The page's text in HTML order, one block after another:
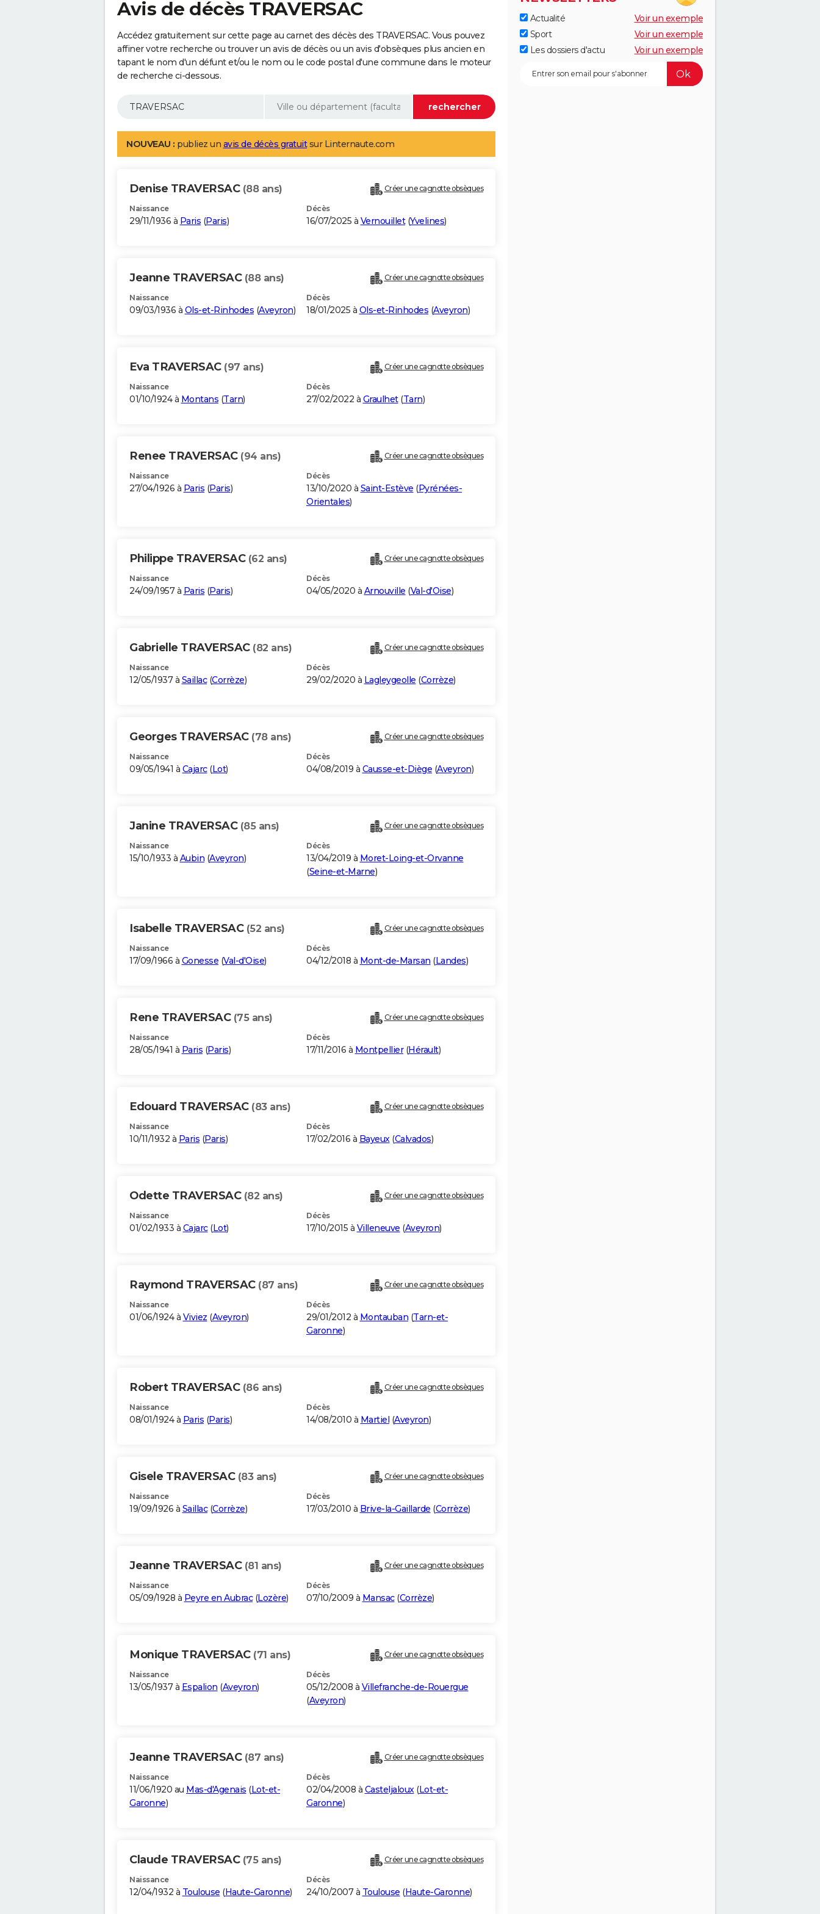
Avis de décès TRAVERSAC
Accédez gratuitement sur cette page au carnet des décès des TRAVERSAC. Vous pouvez
affiner votre recherche ou trouver un avis de décès ou un avis d'obsèques plus ancien en
tapant le nom d'un défunt et/ou le nom ou le code postal d'une commune dans le moteur
de recherche ci-dessous.
NOUVEAU : publiez un avis de décès gratuitsur Linternaute.com
Denise TRAVERSAC (88 ans) Créer une cagnotte obsèques
Naissance
29/11/1936 à Paris (Paris)
Décès
16/07/2025 à Vernouillet(Yvelines)
Jeanne TRAVERSAC (88 ans) Créer une cagnotte obsèques
Naissance
09/03/1936 à Ols-et-Rinhodes (Aveyron)
Décès
18/01/2025 à Ols-et-Rinhodes (Aveyron)
Eva TRAVERSAC (97 ans) Créer une cagnotte obsèques
Naissance
01/10/1924 à Montans (Tarn)
Décès
27/02/2022 à Graulhet(Tarn)
Renee TRAVERSAC (94 ans) Créer une cagnotte obsèques
Naissance
27/04/1926 à Paris (Paris)
Décès
13/10/2020 à Saint-Estève (Pyrénées-
Orientales)
Philippe TRAVERSAC (62 ans) Créer une cagnotte obsèques
Naissance
24/09/1957 à Paris (Paris)
Décès
04/05/2020 à Arnouville (Val-d'Oise)
Gabrielle TRAVERSAC (82 ans) Créer une cagnotte obsèques
Naissance
12/05/1937 à Saillac(Corrèze)
Décès
29/02/2020 à Lagleygeolle (Corrèze)
Georges TRAVERSAC (78 ans) Créer une cagnotte obsèques
Naissance
09/05/1941 à Cajarc(Lot)
Décès
04/08/2019 à Causse-et-Diège (Aveyron)
Janine TRAVERSAC (85 ans) Créer une cagnotte obsèques
Naissance
15/10/1933 à Aubin (Aveyron)
Décès
13/04/2019 à Moret-Loing-et-Orvanne
(Seine-et-Marne)
Isabelle TRAVERSAC (52 ans) Créer une cagnotte obsèques
Naissance
17/09/1966 à Gonesse (Val-d'Oise)
Décès
04/12/2018 à Mont-de-Marsan (Landes)
Rene TRAVERSAC (75 ans) Créer une cagnotte obsèques
Naissance
28/05/1941 à Paris (Paris)
Décès
17/11/2016 à Montpellier(Hérault)
Edouard TRAVERSAC (83 ans) Créer une cagnotte obsèques
Naissance
10/11/1932 à Paris (Paris)
Décès
17/02/2016 à Bayeux(Calvados)
Odette TRAVERSAC (82 ans) Créer une cagnotte obsèques
Naissance
01/02/1933 à Cajarc(Lot)
Décès
17/10/2015 à Villeneuve (Aveyron)
Raymond TRAVERSAC (87 ans) Créer une cagnotte obsèques
Naissance
01/06/1924 à Viviez (Aveyron)
Décès
29/01/2012 à Montauban (Tarn-et-
Garonne)
Robert TRAVERSAC (86 ans) Créer une cagnotte obsèques
Naissance
08/01/1924 à Paris (Paris)
Décès
14/08/2010 à Martiel (Aveyron)
Gisele TRAVERSAC (83 ans) Créer une cagnotte obsèques
Naissance
19/09/1926 à Saillac(Corrèze)
Décès
17/03/2010 à Brive-la-Gaillarde (Corrèze)
Jeanne TRAVERSAC (81 ans) Créer une cagnotte obsèques
Naissance
05/09/1928 à Peyre en Aubrac(Lozère)
Décès
07/10/2009 à Mansac(Corrèze)
Monique TRAVERSAC (71 ans) Créer une cagnotte obsèques
Naissance
13/05/1937 à Espalion (Aveyron)
Décès
05/12/2008 à Villefranche-de-Rouergue
(Aveyron)
Jeanne TRAVERSAC (87 ans) Créer une cagnotte obsèques
Naissance
11/06/1920 au Mas-d'Agenais (Lot-et-
Garonne)
Décès
02/04/2008 à Casteljaloux(Lot-et-
Garonne)
Claude TRAVERSAC (75 ans) Créer une cagnotte obsèques
Naissance
12/04/1932 à Toulouse (Haute-Garonne)
Décès
24/10/2007 à Toulouse (Haute-Garonne)
Actualité
Voir un exemple
Sport
Voir un exemple
Les dossiers d'actu
Voir un exemple